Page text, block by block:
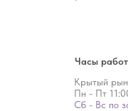
Крытый
Пн - Пт
Сб - Вс по
Часы